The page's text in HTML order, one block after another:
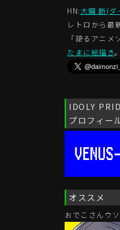
HN: 大鋼 断(ダ
レトロから最
「語るアニメ
たまに絵描き。
IDOLY
プロフィー
オススメ
おでこさんウ